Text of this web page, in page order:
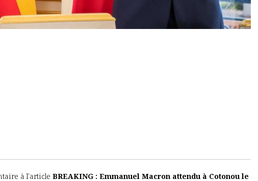
à l'article BREAKING : Emmanuel Macron attendu à Cotonou le